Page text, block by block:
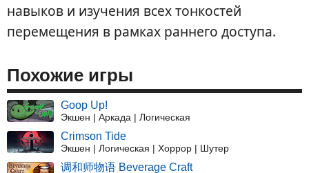
навыков и изучения всех тонкостей
перемещения в рамках раннего доступа.
Похожие игры
Goop Up!
Экшен | Аркада | Логическая
Crimson Tide
Экшен | Логическая | Хоррор | Шутер
调和师物语 Beverage Craft